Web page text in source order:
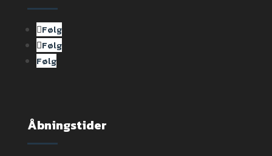
Følg
Følg
Følg
Åbningstider